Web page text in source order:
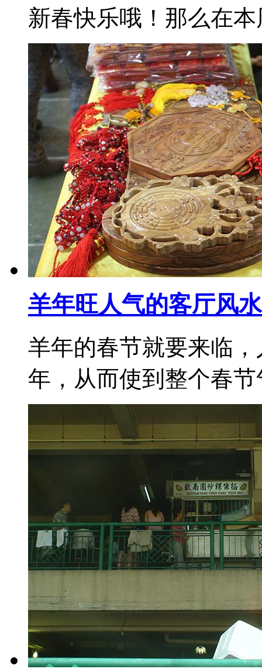
新春快乐哦！那么在
羊年旺人气的客厅风水
羊年的春节就要来临
年，从而使到整个春